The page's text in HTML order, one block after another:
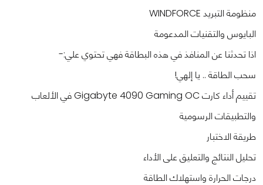
منظومة التبريد WINDFORCE
البايوس والتقنيات المدعومة
اذا تحدثنا عن المنافذ في هذه البطاقة فهي تحتوي علي:-
سحب الطاقة .. يا إلهي!
تقييم أداء كارت Gigabyte 4090 Gaming OC في الألعاب
والتطبيقات الرسومية
طريقة الاختبار
تحليل النتائج والتعليق على الأداء
درجات الحرارة واستهلاك الطاقة